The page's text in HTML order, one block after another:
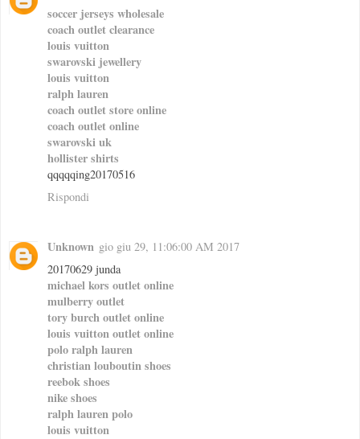
soccer jerseys wholesale
coach outlet clearance
louis vuitton
swarovski jewellery
louis vuitton
ralph lauren
coach outlet store online
coach outlet online
swarovski uk
hollister shirts
qqqqqing20170516
Rispondi
Unknown gio giu 29, 11:06:00 AM 2017
20170629 junda
michael kors outlet online
mulberry outlet
tory burch outlet online
louis vuitton outlet online
polo ralph lauren
christian louboutin shoes
reebok shoes
nike shoes
ralph lauren polo
louis vuitton